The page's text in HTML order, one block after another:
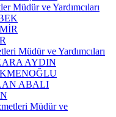
Müdür ve Yardımcıları
Müdür ve Yardımcıları
AYDIN
ABALI
Müdür ve